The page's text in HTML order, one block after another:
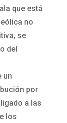
que está
no
se
del
un
por
a las
los